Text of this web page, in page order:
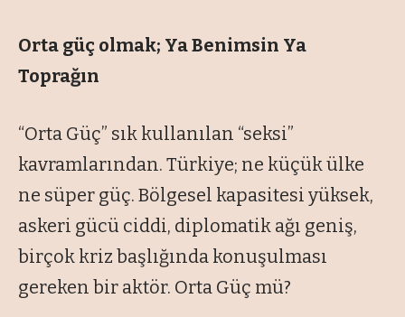
Orta güç olmak; Ya Benimsin Ya
Toprağın
“Orta Güç” sık kullanılan “seksi”
kavramlarından. Türkiye; ne küçük ülke
ne süper güç. Bölgesel kapasitesi yüksek,
askeri gücü ciddi, diplomatik ağı geniş,
birçok kriz başlığında konuşulması
gereken bir aktör. Orta Güç mü?